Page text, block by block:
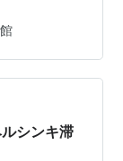
コテージか
乗れる3
メンリンナ
うです。 今
食料品を売
シンキ滞